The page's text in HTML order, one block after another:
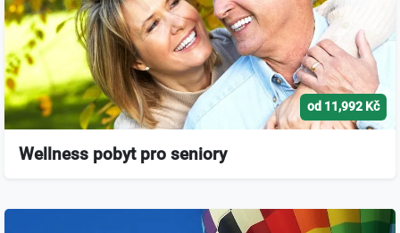
od 11,992 Kč
Wellness pobyt pro seniory